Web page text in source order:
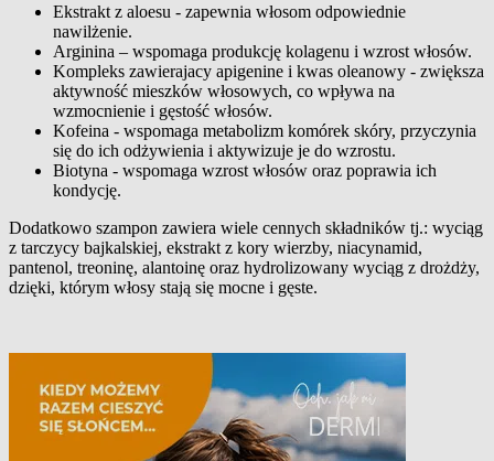
Ekstrakt z aloesu - zapewnia włosom odpowiednie
nawilżenie.
Arginina – wspomaga produkcję kolagenu i wzrost włosów.
Kompleks zawierajacy apigenine i kwas oleanowy - zwiększa
aktywność mieszków włosowych, co wpływa na
wzmocnienie i gęstość włosów.
Kofeina - wspomaga metabolizm komórek skóry, przyczynia
się do ich odżywienia i aktywizuje je do wzrostu.
Biotyna - wspomaga wzrost włosów oraz poprawia ich
kondycję.
Dodatkowo szampon zawiera wiele cennych składników tj.: wyciąg
z tarczycy bajkalskiej, ekstrakt z kory wierzby, niacynamid,
pantenol, treoninę, alantoinę oraz hydrolizowany wyciąg z drożdży,
dzięki, którym włosy stają się mocne i gęste.